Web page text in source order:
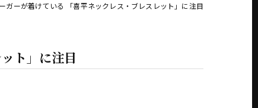
ガーが着けている 「喜平ネックレス・ブレスレット」に注目
ト」に注目